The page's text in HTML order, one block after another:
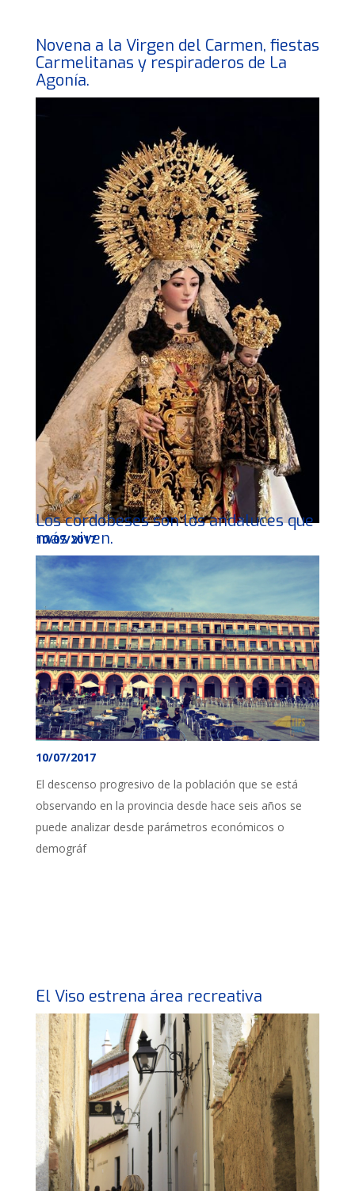
Novena a la Virgen del Carmen, fiestas
Carmelitanas y respiraderos de La
Agonía.
10/07/2017
PUERTA NUEVA Fiestas carmelitanas Continúa en la
parroquia del Carmen de Puerta Nueva la novena a la
Virgen del Carmen que se prolongará hasta el 15 de
julio comenzando a las
Los cordobeses son los andaluces que
más viven.
10/07/2017
El descenso progresivo de la población que se está
observando en la provincia desde hace seis años se
puede analizar desde parámetros económicos o
demográf
El Viso estrena área recreativa